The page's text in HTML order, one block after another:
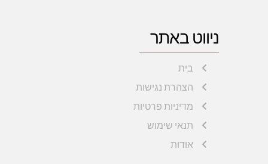
ניווט באתר
בית
הצהרת נגישות
מדיניות פרטיות
תנאי שימוש
אודות